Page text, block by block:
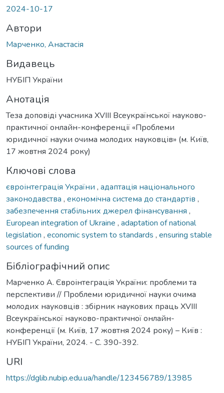
2024-10-17
Автори
Марченко, Анастасія
Видавець
НУБІП України
Анотація
Теза доповіді учасника XVIII Всеукраїнської науково-
практичної онлайн-конференції «Проблеми
юридичної науки очима молодих науковців» (м. Київ,
17 жовтня 2024 року)
Ключові слова
євроінтеграція України , адаптація національного
законодавства , економічна система до стандартів ,
забезпечення стабільних джерел фінансування ,
European integration of Ukraine , adaptation of national
legislation , economic system to standards , ensuring stable
sources of funding
Бібліографічний опис
Марченко А. Євроінтеграція України: проблеми та
перспективи // Проблеми юридичної науки очима
молодих науковців : збірник наукових праць XVIII
Всеукраїнської науково-практичної онлайн-
конференції (м. Київ, 17 жовтня 2024 року) – Київ :
НУБІП України, 2024. - С. 390-392.
URI
https://dglib.nubip.edu.ua/handle/123456789/13985